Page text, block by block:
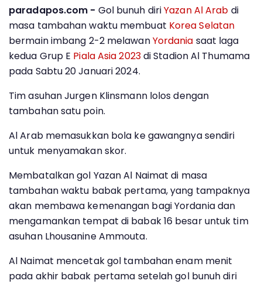
paradapos.com - Gol bunuh diriYazan Al Arab di
masa tambahan waktu membuat Korea Selatan
bermain imbang 2-2 melawanYordania saat laga
kedua Grup E Piala Asia 2023di Stadion Al Thumama
pada Sabtu 20 Januari 2024.
Tim asuhan Jurgen Klinsmann lolos dengan
tambahan satu poin.
Al Arab memasukkan bola ke gawangnya sendiri
untuk menyamakan skor.
Membatalkan gol Yazan Al Naimat di masa
tambahan waktu babak pertama, yang tampaknya
akan membawa kemenangan bagi Yordania dan
mengamankan tempat di babak 16 besar untuk tim
asuhan Lhousanine Ammouta.
Al Naimat mencetak gol tambahan enam menit
pada akhir babak pertama setelah gol bunuh diri